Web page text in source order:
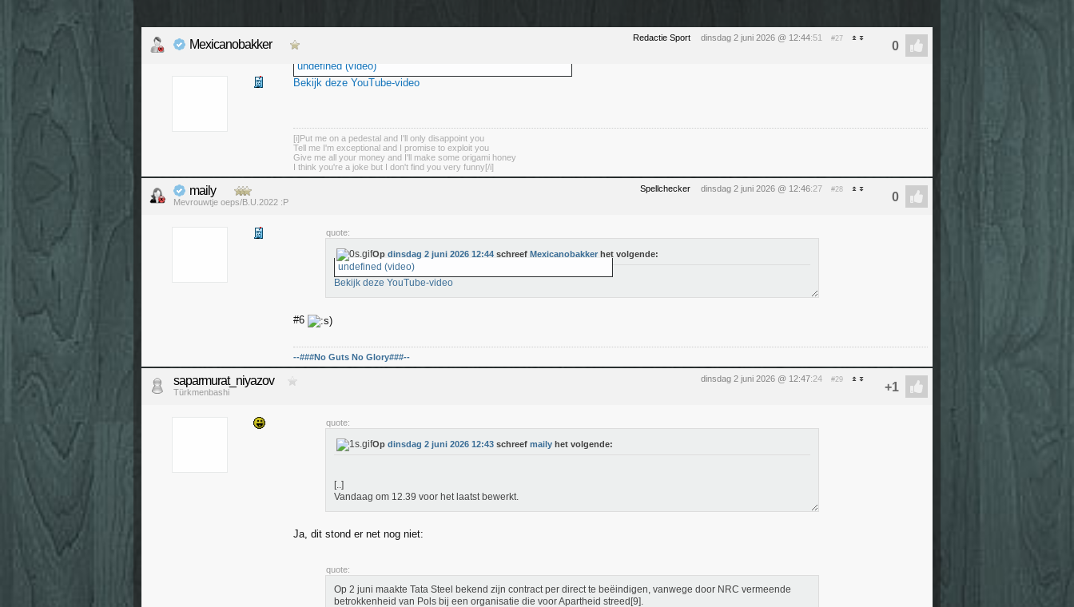
Redactie Sport dinsdag 2 juni 2026 @ 12:44:51 #27
Mexicanobakker
undefined (video)
Bekijk deze YouTube-video
[i]Put me on a pedestal and I'll only disappoint you
Tell me I'm exceptional and I promise to exploit you
Give me all your money and I'll make some origami honey
I think you're a joke but I don't find you very funny[/i]
Spellchecker dinsdag 2 juni 2026 @ 12:46:27 #28
maily
Mevrouwtje oeps/B.U.2022 :P
quote:
Op dinsdag 2 juni 2026 12:44 schreef Mexicanobakker het volgende:
undefined (video)
Bekijk deze YouTube-video
#6
--###No Guts No Glory###--
dinsdag 2 juni 2026 @ 12:47:24 #29
saparmurat_niyazov
Türkmenbashi
quote:
Op dinsdag 2 juni 2026 12:43 schreef maily het volgende:
[..]
Vandaag om 12.39 voor het laatst bewerkt.
Ja, dit stond er net nog niet:
quote:
Op 2 juni maakte Tata Steel bekend zijn contract per direct te beëindigen, vanwege door NRC vermeende
betrokkenheid van Pols bij een organisatie die voor Apartheid streed[9].